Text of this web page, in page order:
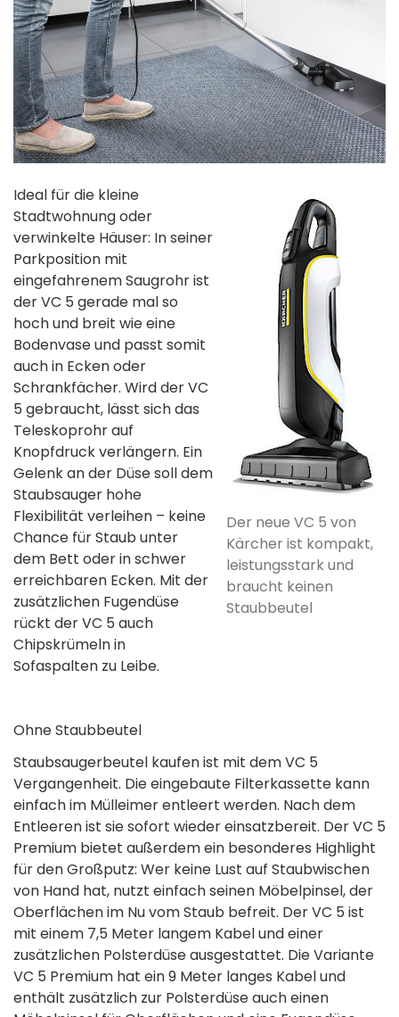
Der neue VC 5 von
Kärcher ist kompakt,
leistungsstark und
braucht keinen
Staubbeutel
Ideal für die kleine
Stadtwohnung oder
verwinkelte Häuser: In seiner
Parkposition mit
eingefahrenem Saugrohr ist
der VC 5 gerade mal so
hoch und breit wie eine
Bodenvase und passt somit
auch in Ecken oder
Schrankfächer. Wird der VC
5 gebraucht, lässt sich das
Teleskoprohr auf
Knopfdruck verlängern. Ein
Gelenk an der Düse soll dem
Staubsauger hohe
Flexibilität verleihen – keine
Chance für Staub unter
dem Bett oder in schwer
erreichbaren Ecken. Mit der
zusätzlichen Fugendüse
rückt der VC 5 auch
Chipskrümeln in
Sofaspalten zu Leibe.
Ohne Staubbeutel
Staubsaugerbeutel kaufen ist mit dem VC 5
Vergangenheit. Die eingebaute Filterkassette kann
einfach im Mülleimer entleert werden. Nach dem
Entleeren ist sie sofort wieder einsatzbereit. Der VC 5
Premium bietet außerdem ein besonderes Highlight
für den Großputz: Wer keine Lust auf Staubwischen
von Hand hat, nutzt einfach seinen Möbelpinsel, der
Oberflächen im Nu vom Staub befreit. Der VC 5 ist
mit einem 7,5 Meter langem Kabel und einer
zusätzlichen Polsterdüse ausgestattet. Die Variante
VC 5 Premium hat ein 9 Meter langes Kabel und
enthält zusätzlich zur Polsterdüse auch einen